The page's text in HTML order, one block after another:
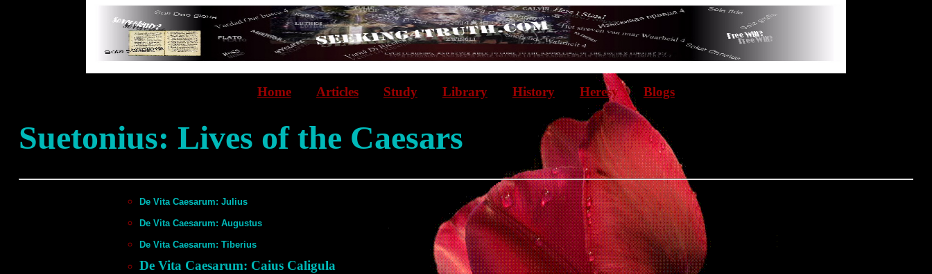
Home Articles Study Library History Heresy Blogs
Suetonius: Lives of the Caesars
De Vita Caesarum: Julius
De Vita Caesarum: Augustus
De Vita Caesarum: Tiberius
De Vita Caesarum: Caius Caligula